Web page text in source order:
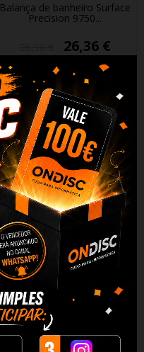
Balança de banheiro Surface
Precision 9750...
26,36 €
+ Adicionar
Balança de banheiro
inteligente Surface...
29,90 € 29,30 €
+ Adicionar